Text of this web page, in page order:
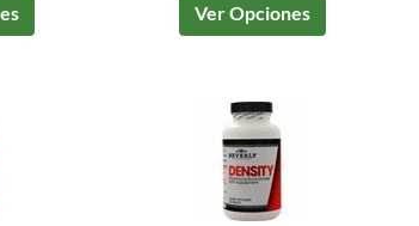
Ver Opciones